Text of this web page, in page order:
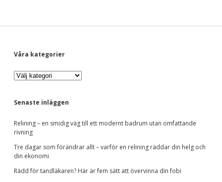
S
i
d
e
b
Våra kategorier
V
a
a
g
o
i
Senaste inläggen
Relining – en smidig väg till ett modernt badrum utan omfattande
rivning
Tre dagar som förändrar allt – varför en relining räddar din helg och
din ekonomi
Rädd för tandläkaren? Här är fem sätt att övervinna din fobi